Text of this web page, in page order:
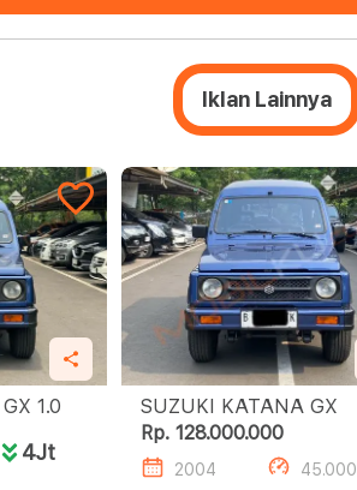
Iklan Lainnya
SUZUKI KATANA GX 1.0
4Jt
SUZUKI KATANA GX
Rp. 128.000.000
2004 45.000